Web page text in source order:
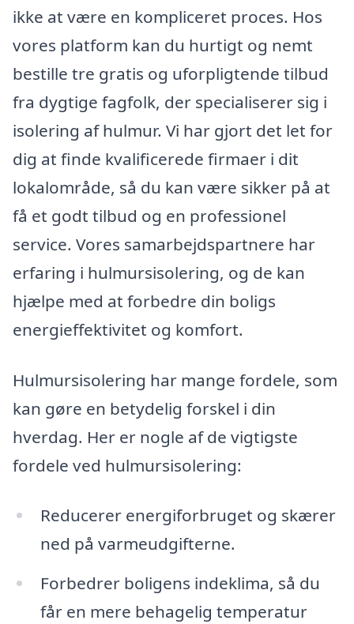
ikke at være en kompliceret proces. Hos
vores platform kan du hurtigt og nemt
bestille tre gratis og uforpligtende tilbud
fra dygtige fagfolk, der specialiserer sig i
isolering af hulmur. Vi har gjort det let for
dig at finde kvalificerede firmaer i dit
lokalområde, så du kan være sikker på at
få et godt tilbud og en professionel
service. Vores samarbejdspartnere har
erfaring i hulmursisolering, og de kan
hjælpe med at forbedre din boligs
energieffektivitet og komfort.
Hulmursisolering har mange fordele, som
kan gøre en betydelig forskel i din
hverdag. Her er nogle af de vigtigste
fordele ved hulmursisolering:
Reducerer energiforbruget og skærer
ned på varmeudgifterne.
Forbedrer boligens indeklima, så du
får en mere behagelig temperatur